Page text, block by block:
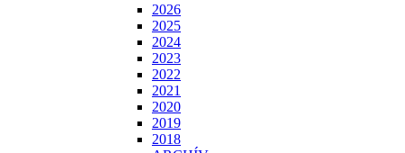
2026
2025
2024
2023
2022
2021
2020
2019
2018